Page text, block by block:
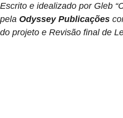
Escrito e idealizado por Gleb
pela Odyssey Publicações
do projeto e Revisão final de